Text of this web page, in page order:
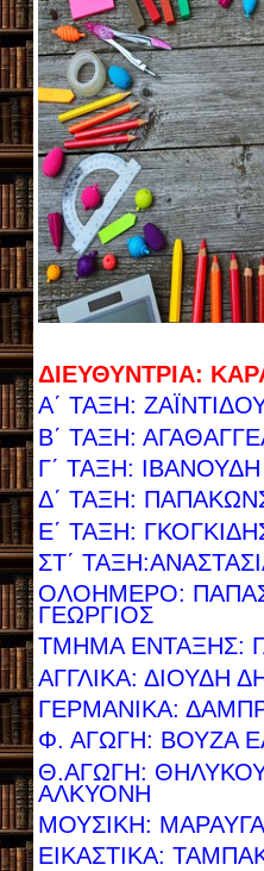
ΔΙΕΥΘΥΝΤΡΙΑ:
Α΄ ΤΑΞΗ:
Β΄ ΤΑΞΗ:
Γ΄ ΤΑΞΗ:
Δ΄ ΤΑΞΗ:
Ε΄ ΤΑΞΗ:
ΣΤ΄
ΟΛΟΗΜΕΡΟ:
ΓΕΩΡΓΙΟΣ
ΤΜΗΜΑ ΕΝΤΑΞΗΣ:
ΑΓΓΛΙΚΑ: ΔΙΟΥΔΗ
ΓΕΡΜΑΝΙΚΑ:
Φ. ΑΓΩΓΗ: ΒΟΥΖΑ
Θ.ΑΓΩΓΗ:
ΑΛΚΥΟΝΗ
ΜΟΥΣΙΚΗ:
ΕΙΚΑΣΤΙΚΑ: